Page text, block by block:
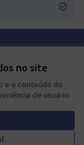
no site
e o conteúdo do
de usuário
GitHub
Elegir el idioma